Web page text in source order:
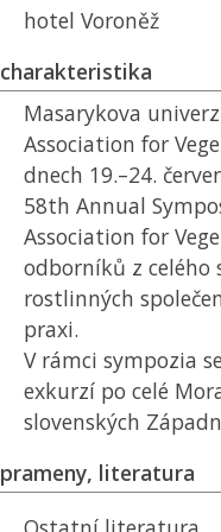
hotel Voroněž
charakteristika
Masarykova
Association for
dnech 19.–24.
58th Annual
Association for
odborníků z celého
rostlinných
praxi.
V rámci sympozia
exkurzí po celé
slovenských
prameny, literatura